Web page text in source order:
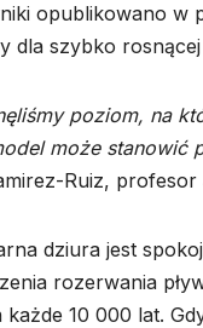
opublikowano w
szybko rosnącej
poziom, na
może stanowić
Ruiz,
dziura jest
rozerwania
10 000 lat.